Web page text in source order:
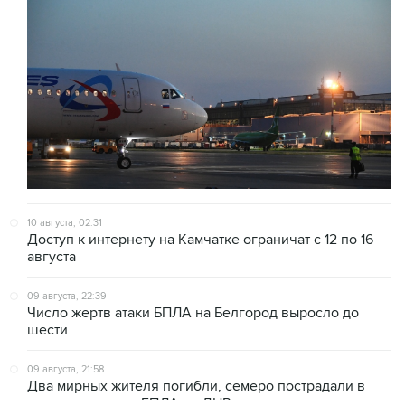
10 августа, 02:31
Доступ к интернету на Камчатке ограничат с 12 по 16
августа
09 августа, 22:39
Число жертв атаки БПЛА на Белгород выросло до
шести
09 августа, 21:58
Два мирных жителя погибли, семеро пострадали в